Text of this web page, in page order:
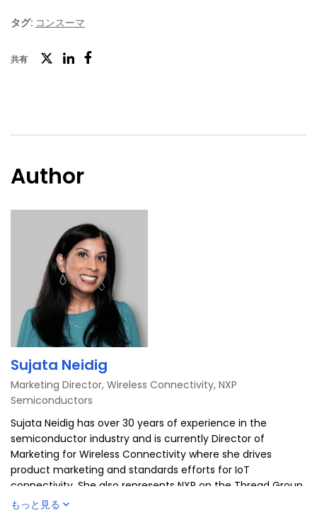
タグ: コンスーマ
共有
ツ
ー
ス
ッ
Author
Sujata Neidig
Marketing Director, Wireless Connectivity, NXP
Semiconductors
Sujata Neidig has over 30 years of experience in the
semiconductor industry and is currently Director of
Marketing for Wireless Connectivity where she drives
product marketing and standards efforts for IoT
connectivity. She also represents NXP on the Thread Group
and Connectivity Standards Alliance’s Board of Directors as
もっと見る